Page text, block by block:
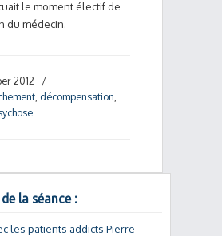
le moment électif de
du médecin.
2012
/
décompensation
la séance :
les patients addicts Pierre